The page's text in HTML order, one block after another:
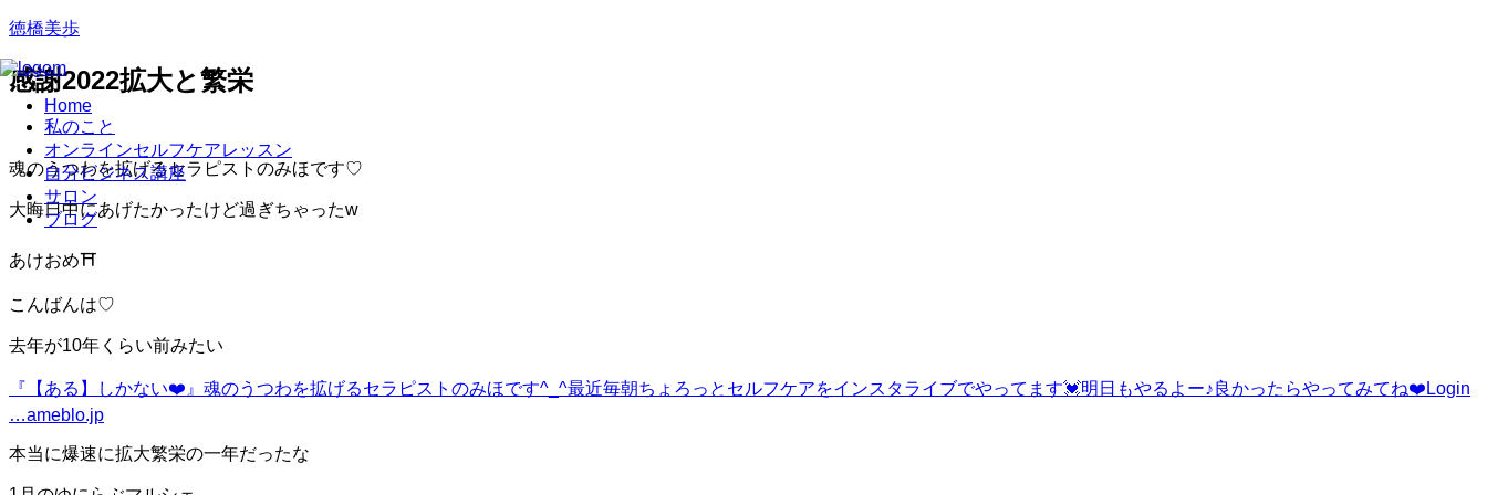
徳橋美歩
Home
私のこと
オンラインセルフケアレッスン
自分ビジネス講座
サロン
ブログ
感謝2022拡大と繁栄
魂のうつわを拡げるセラピストのみほです♡
大晦日中にあげたかったけど過ぎちゃったw
あけおめ⛩
こんばんは♡
去年が10年くらい前みたい
『【ある】しかない❤️』 魂のうつわを拡げるセラピストのみほです^_^最近毎朝ちょろっとセルフケアをインスタライブでやってます💓明日もやるよー♪良かったらやってみてね❤️Login
…ameblo.jp
本当に爆速に拡大繁栄の一年だったな